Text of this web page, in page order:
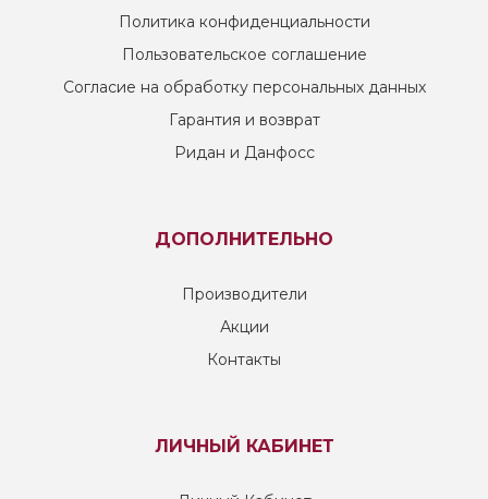
Политика конфиденциальности
Пользовательское соглашение
Согласие на обработку персональных данных
Гарантия и возврат
Ридан и Данфосс
ДОПОЛНИТЕЛЬНО
Производители
Акции
Контакты
ЛИЧНЫЙ КАБИНЕТ